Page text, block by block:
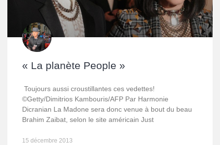
« La planète People »
Toujours aussi croustillantes ces vedettes!
©Getty/Dimitrios Kambouris/AFP Par Harmonie
Dicranian La Madone sera donc venue à bout du beau
Brahim Zaibat, selon le site américain Just
15 décembre 2013